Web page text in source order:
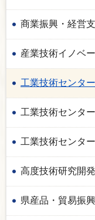
商業振興・経営
産業技術イノベ
工業技術センター
工業技術センタ
工業技術センタ
高度技術研究開
県産品・貿易振